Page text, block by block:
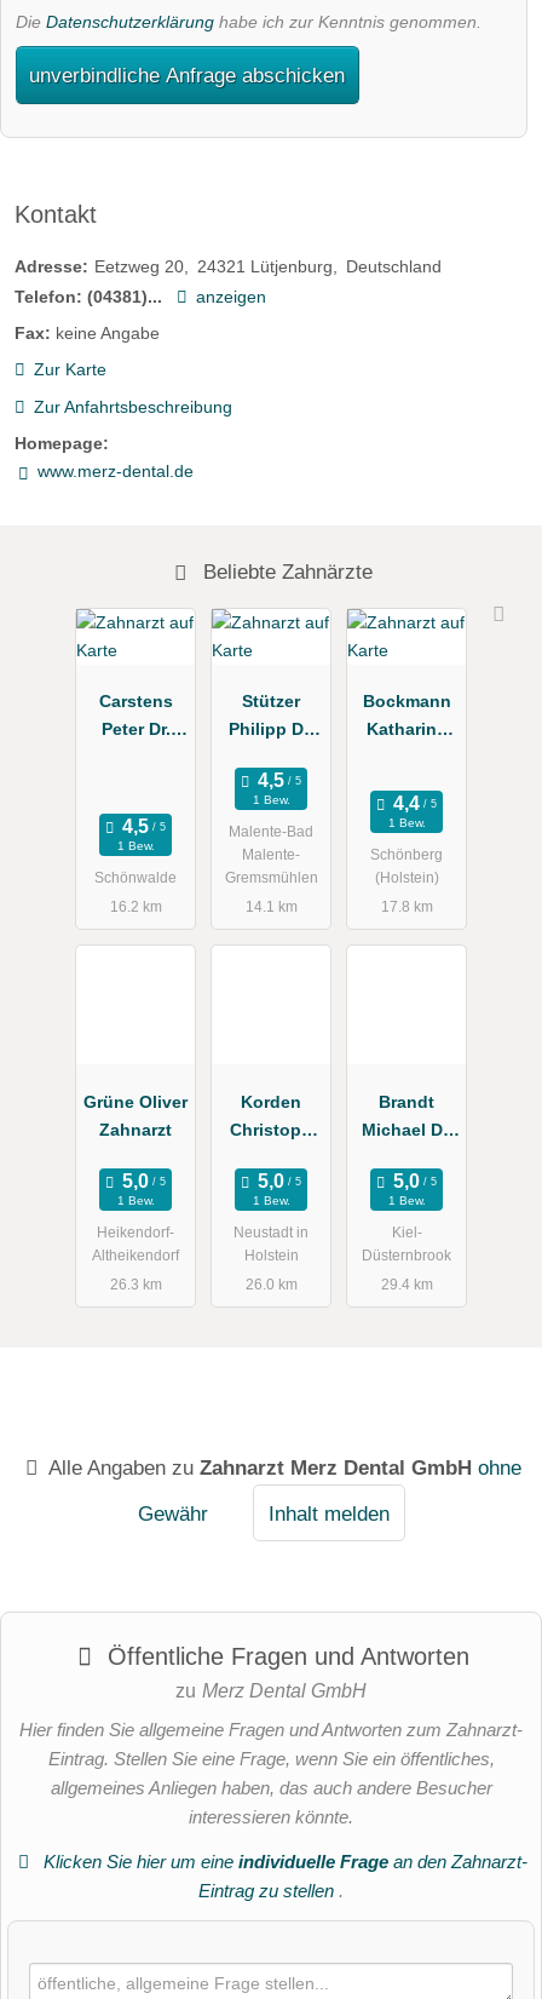
Die Datenschutzerklärung habe ich zur Kenntnis genommen.
unverbindliche Anfrage abschicken
Kontakt
Adresse: Eetzweg 20 24321 Lütjenburg
Deutschland
Telefon: (04381)...
anzeigen
Fax: keine Angabe
Zur Karte
Zur Anfahrtsbeschreibung
Homepage:
www.merz-dental.de
Beliebte Zahnärzte
Carstens
Peter Dr.
1 Bew.
Schönwalde
16.2 km
Stützer
Philipp Dr.
Zahnarzt
1 Bew.
Malente-Bad
Malente-
Gremsmühlen
14.1 km
Bockmann
Katharina
ädin
1 Bew.
Schönberg
(Holstein)
17.8 km
Grüne Oliver
Zahnarzt
1 Bew.
Heikendorf-
Altheikendorf
26.3 km
Korden
Christoph
1 Bew.
Neustadt in
Holstein
26.0 km
Brandt
Michael Dr.
Gisela Dr.
1 Bew.
Kiel-
Düsternbrook
29.4 km
Alle Angaben zuZahnarzt Merz Dental GmbH ohne
Gewähr
Inhalt melden
Öffentliche Fragen und Antworten
zu Merz Dental GmbH
Hier finden Sie allgemeine Fragen und Antworten zum Zahnarzt-
Eintrag. Stellen Sie eine Frage, wenn Sie ein öffentliches,
allgemeines Anliegen haben, das auch andere Besucher
interessieren könnte.
Klicken Sie hier um eine individuelle Fragean den Zahnarzt-
Eintrag zu stellen .